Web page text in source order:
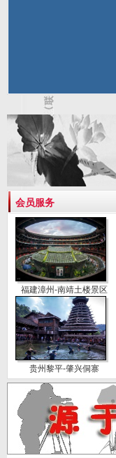
会员服务
福建漳州-南靖土楼景区
贵州黎平-肇兴侗寨